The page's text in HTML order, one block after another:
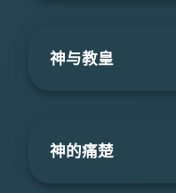
神与教皇
神的痛楚